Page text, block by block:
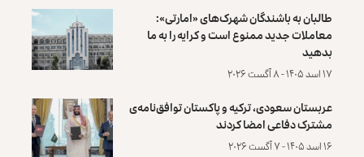
طالبان به باشندگان شهرک‌های «امارتی»:
معاملات جدید ممنوع است و کرایه را به ما
بدهید
۱۷ اسد ۱۴۰۵ - ۸ آگست ۲۰۲۶
عربستان سعودی، ترکیه و پاکستان توافق‌نامه‌ی
مشترک دفاعی امضا کردند
۱۶ اسد ۱۴۰۵ - ۷ آگست ۲۰۲۶